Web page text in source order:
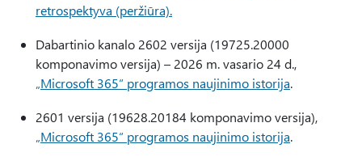
retrospektyva (peržiūra).
Dabartinio kanalo 2602 versija (19725.20000
komponavimo versija) – 2026 m. vasario 24 d.,
„Microsoft 365“ programos naujinimo istorija.
2601 versija (19628.20184 komponavimo versija),
„Microsoft 365“ programos naujinimo istorija.